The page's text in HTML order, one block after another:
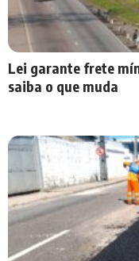
Lei garante frete
saiba o que muda